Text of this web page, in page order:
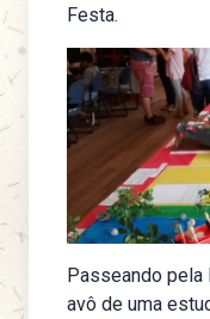
Festa.
Passeando pela
avô de uma